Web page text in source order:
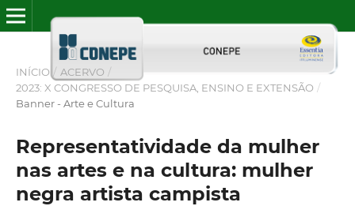
INÍCIO / ACERVO /
2023: X CONGRESSO DE PESQUISA, ENSINO E EXTENSÃO /
Banner - Arte e Cultura
Representatividade da mulher
nas artes e na cultura: mulher
negra artista campista